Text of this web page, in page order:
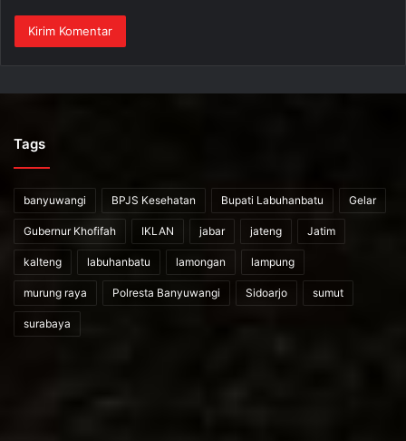
Tags
banyuwangi BPJS Kesehatan Bupati Labuhanbatu Gelar
Gubernur Khofifah IKLAN jabar jateng Jatim
kalteng labuhanbatu lamongan lampung
murung raya Polresta Banyuwangi Sidoarjo sumut
surabaya